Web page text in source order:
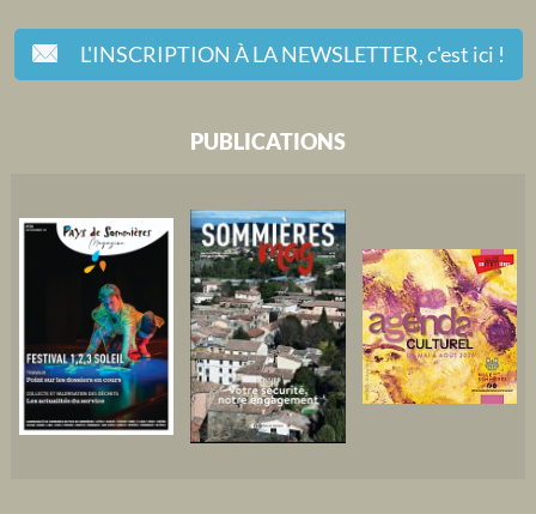
L'INSCRIPTION À LA NEWSLETTER,c'est ici !
PUBLICATIONS